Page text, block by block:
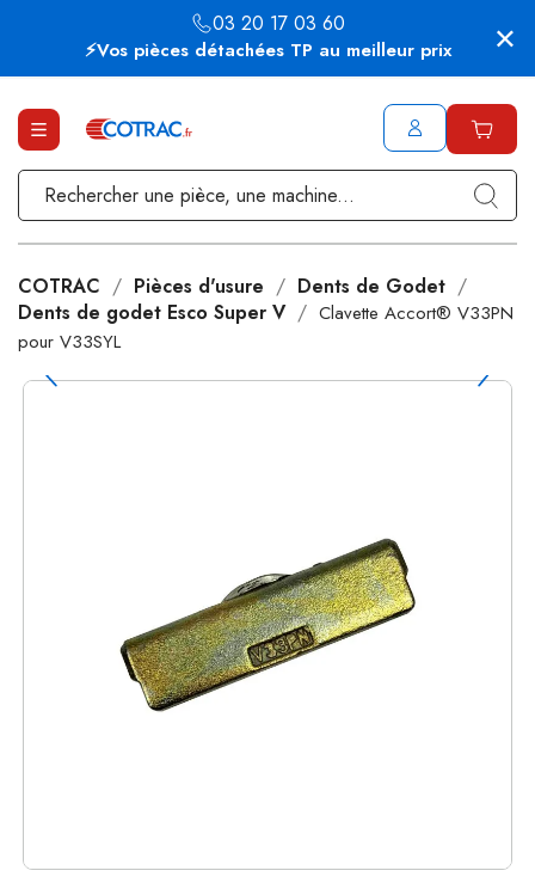
⚡Vos pièces détachées TP au meilleur prix
03 20 17 03 60
COTRAC Pièces d'usure
Dents de Godet
Dents de godet Esco Super V
Clavette Accort® V33PN
pour V33SYL